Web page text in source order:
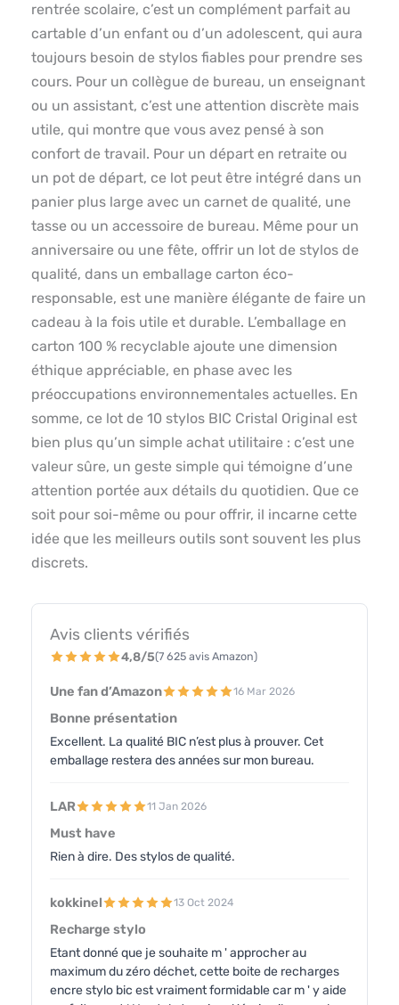
rentrée scolaire, c’est un complément parfait au
cartable d’un enfant ou d’un adolescent, qui aura
toujours besoin de stylos fiables pour prendre ses
cours. Pour un collègue de bureau, un enseignant
ou un assistant, c’est une attention discrète mais
utile, qui montre que vous avez pensé à son
confort de travail. Pour un départ en retraite ou
un pot de départ, ce lot peut être intégré dans un
panier plus large avec un carnet de qualité, une
tasse ou un accessoire de bureau. Même pour un
anniversaire ou une fête, offrir un lot de stylos de
qualité, dans un emballage carton éco-
responsable, est une manière élégante de faire un
cadeau à la fois utile et durable. L’emballage en
carton 100 % recyclable ajoute une dimension
éthique appréciable, en phase avec les
préoccupations environnementales actuelles. En
somme, ce lot de 10 stylos BIC Cristal Original est
bien plus qu’un simple achat utilitaire : c’est une
valeur sûre, un geste simple qui témoigne d’une
attention portée aux détails du quotidien. Que ce
soit pour soi-même ou pour offrir, il incarne cette
idée que les meilleurs outils sont souvent les plus
discrets.
Avis clients vérifiés
4,8/5(7 625 avis Amazon)
Une fan d’Amazon 16 Mar 2026
Bonne présentation
Excellent. La qualité BIC n’est plus à prouver. Cet
emballage restera des années sur mon bureau.
LAR 11 Jan 2026
Must have
Rien à dire. Des stylos de qualité.
kokkinel 13 Oct 2024
Recharge stylo
Etant donné que je souhaite m ' approcher au
maximum du zéro déchet, cette boite de recharges
encre stylo bic est vraiment formidable car m ' y aide